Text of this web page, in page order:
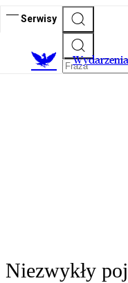
Serwisy
Wydarzenia
Niezwykły